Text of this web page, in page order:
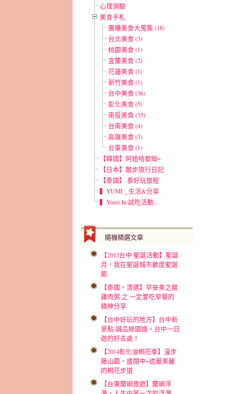
心理測驗
美食手札
團購美食大蒐集 (18)
台北美食 (3)
桃園美食 (1)
宜蘭美食 (2)
花蓮美食 (1)
新竹美食 (1)
台中美食 (36)
彰化美食 (5)
南投美食 (35)
台南美食 (4)
高雄美食 (3)
台東美食 (1)
【韓國】阿妞哈歇呦~
【日本】散步旅行日記
【泰國】 泰好玩旅程
▍YUMI _ 生活&分享
▍Yumi In 試吃活動...
隨機精選文章
【2012台中 聖誕活動】聖誕
月，我在聖誕城市歡度聖誕
節
【泰國。清邁】早安美之晨
雞肉粥 之 一定要吃早餐的
精神分享
【台中好玩的地方】台中新
景點-誠品綠園道。台中一日
遊的好去處！
【2014彰化油桐花季】漫步
藤山園，盛開中~這最美麗
的桐花步道
【台東蘭嶼旅遊】蘭嶼浮